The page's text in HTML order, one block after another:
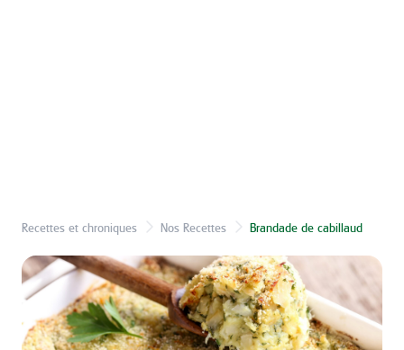
Recettes et chroniques Nos Recettes Brandade de cabillaud